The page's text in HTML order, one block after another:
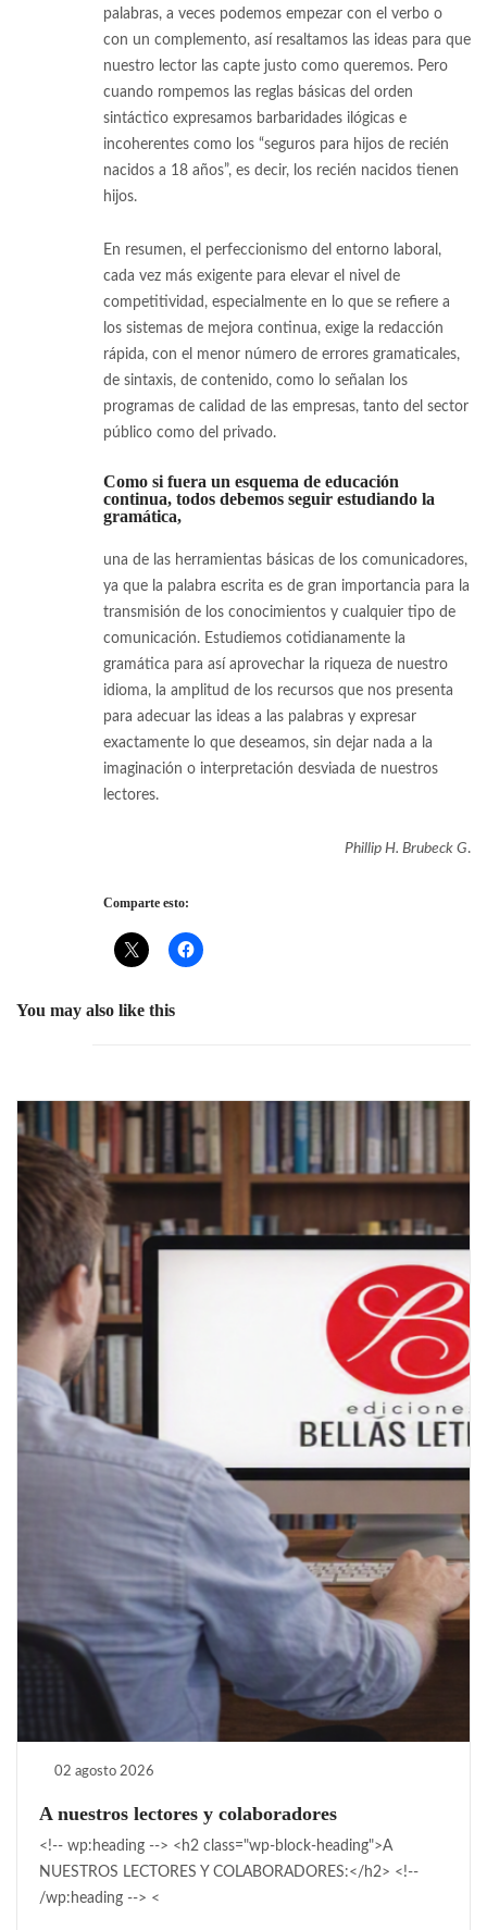
palabras, a veces podemos empezar con el verbo o
con un complemento, así resaltamos las ideas para que
nuestro lector las capte justo como queremos. Pero
cuando rompemos las reglas básicas del orden
sintáctico expresamos barbaridades ilógicas e
incoherentes como los “seguros para hijos de recién
nacidos a 18 años”, es decir, los recién nacidos tienen
hijos.
En resumen, el perfeccionismo del entorno laboral,
cada vez más exigente para elevar el nivel de
competitividad, especialmente en lo que se refiere a
los sistemas de mejora continua, exige la redacción
rápida, con el menor número de errores gramaticales,
de sintaxis, de contenido, como lo señalan los
programas de calidad de las empresas, tanto del sector
público como del privado.
Como si fuera un esquema de educación
continua, todos debemos seguir estudiando la
gramática,
una de las herramientas básicas de los comunicadores,
ya que la palabra escrita es de gran importancia para la
transmisión de los conocimientos y cualquier tipo de
comunicación. Estudiemos cotidianamente la
gramática para así aprovechar la riqueza de nuestro
idioma, la amplitud de los recursos que nos presenta
para adecuar las ideas a las palabras y expresar
exactamente lo que deseamos, sin dejar nada a la
imaginación o interpretación desviada de nuestros
lectores.
Phillip H. Brubeck G.
Comparte esto:
You may also like this
02 agosto 2026
A nuestros lectores y colaboradores
<!-- wp:heading --> <h2 class="wp-block-heading">A
NUESTROS LECTORES Y COLABORADORES:</h2> <!--
/wp:heading --> <